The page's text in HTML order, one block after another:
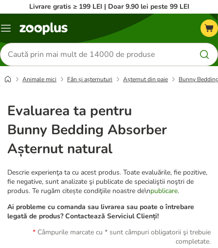
Livrare gratis ≥ 199 LEI | Doar 9.90 lei peste 99 LEI
Categorii
Căutare
produse
Animale mici Fân și așternuturi Așternut din paie Bunny
Evaluarea ta pentru
Bunny Bedding Absorber
Așternut natural
Descrie experienţa ta cu acest produs. Toate evaluările, fie pozitive,
fie negative, sunt analizate şi publicate de specialiştii noştri de
produs. Te rugăm citește condiţiile noastre de\npublicare.
Ai probleme cu comanda sau livrarea sau poate o întrebare
legată de produs? Contactează Serviciul Clienți!
Câmpurile marcate cu * sunt câmpuri obligatorii şi trebuie
completate.